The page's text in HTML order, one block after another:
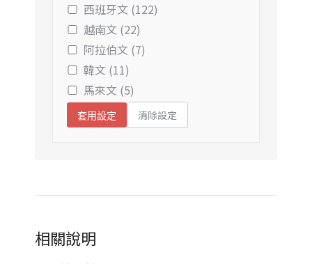
西班牙文 (122)
越南文 (22)
阿拉伯文 (7)
韓文 (11)
馬來文 (5)
套用設定 清除設定
相關說明